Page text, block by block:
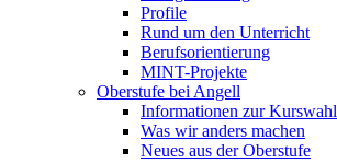
Profile
Rund um den Unterricht
Berufsorientierung
MINT-Projekte
Oberstufe bei Angell
Informationen zur Kurswahl
Was wir anders machen
Neues aus der Oberstufe